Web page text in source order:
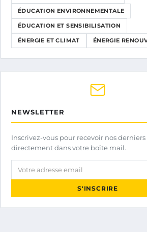
ÉDUCATION ENVIRONNEMENTALE
ÉDUCATION ET SENSIBILISATION
ÉNERGIE ET CLIMAT ÉNERGIE
NEWSLETTER
Inscrivez-vous pour recevoir nos
directement dans votre boîte mail.
Votre adresse email
S'INSCRIRE